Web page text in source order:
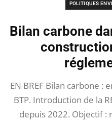
POLITIQUES
Bilan carbone
EN BREF Bilan carbone :
BTP. Introduction de la
depuis 2022. Objectif